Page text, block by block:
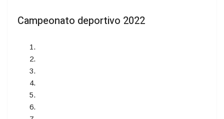
Campeonato deportivo 2022